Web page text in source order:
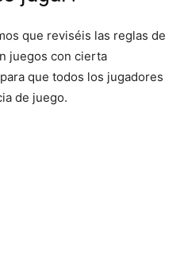
que reviséis las reglas de
juegos con cierta
que todos los jugadores
de juego.